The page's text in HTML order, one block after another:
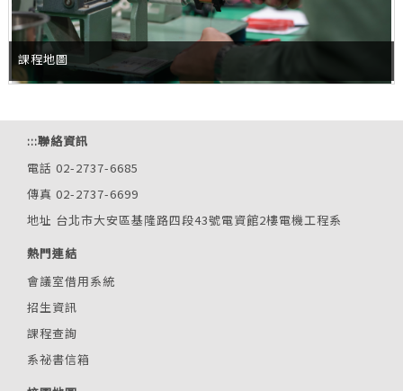
課程地圖
:::聯絡資訊
電話 02-2737-6685
傳真 02-2737-6699
地址 台北市大安區基隆路四段43號電資館2樓電機工程系
熱門連結
會議室借用系統
招生資訊
課程查詢
系祕書信箱